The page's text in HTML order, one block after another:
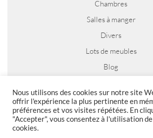
Chambres
Salles à manger
Divers
Lots de meubles
Blog
MENTIONS LEGALES
Nous utilisons des cookies sur notre site
offrir l'expérience la plus pertinente en
préférences et vos visites répétées. En
"Accepter", vous consentez à l'utilisation de
cookies.